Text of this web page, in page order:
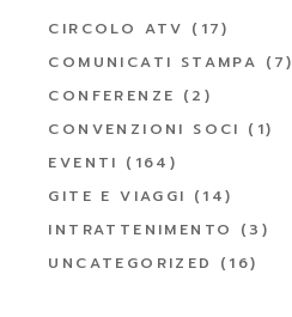
CIRCOLO ATV (17)
COMUNICATI STAMPA (7)
CONFERENZE (2)
CONVENZIONI SOCI (1)
EVENTI (164)
GITE E VIAGGI (14)
INTRATTENIMENTO
(3)
UNCATEGORIZED
(16)